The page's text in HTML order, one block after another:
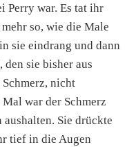
Perry war. Es tat ihr
so, wie die Male
sie eindrang und dann
sie bisher aus
nicht
war der Schmerz
Sie drückte
tief in die Augen